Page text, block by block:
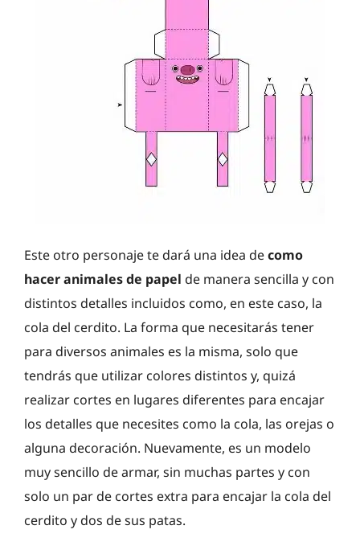
Este otro personaje te dará una idea decomo
hacer animales de papel de manera sencilla y con
distintos detalles incluidos como, en este caso, la
cola del cerdito. La forma que necesitarás tener
para diversos animales es la misma, solo que
tendrás que utilizar colores distintos y, quizá
realizar cortes en lugares diferentes para encajar
los detalles que necesites como la cola, las orejas o
alguna decoración. Nuevamente, es un modelo
muy sencillo de armar, sin muchas partes y con
solo un par de cortes extra para encajar la cola del
cerdito y dos de sus patas.